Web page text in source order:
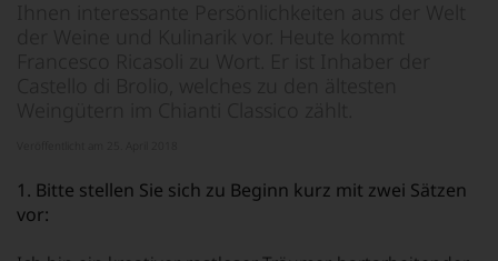
1. Bitte stellen Sie sich zu Beginn kurz mit zwei Sätzen
vor: